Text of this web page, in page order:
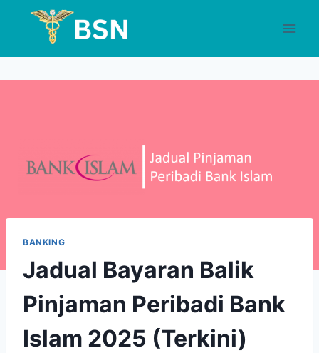
BANKING
Jadual Bayaran Balik
Pinjaman Peribadi Bank
Islam 2025 (Terkini)